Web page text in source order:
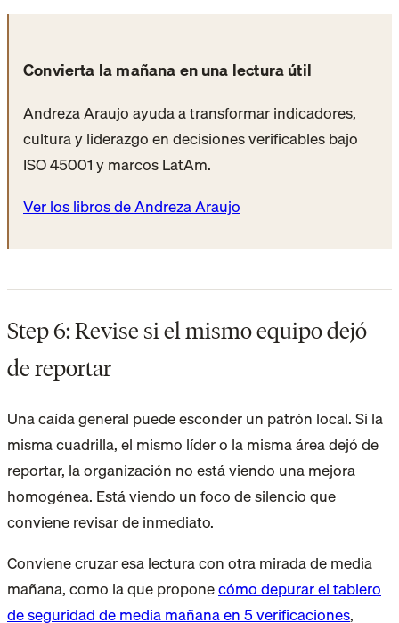
Convierta la mañana en una lectura útil
Andreza Araujo ayuda a transformar indicadores,
cultura y liderazgo en decisiones verificables bajo
ISO 45001 y marcos LatAm.
Ver los libros de Andreza Araujo
Step 6: Revise si el mismo equipo dejó
de reportar
Una caída general puede esconder un patrón local. Si la
misma cuadrilla, el mismo líder o la misma área dejó de
reportar, la organización no está viendo una mejora
homogénea. Está viendo un foco de silencio que
conviene revisar de inmediato.
Conviene cruzar esa lectura con otra mirada de media
mañana, como la que proponecómo depurar el tablero
de seguridad de media mañana en 5 verificaciones,